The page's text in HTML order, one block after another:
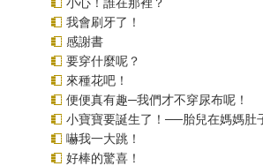
我會刷牙了！
感謝書
要穿什麼呢？
來種花吧！
便便真有趣─我們才不穿尿布呢！
小寶寶要誕生了！──胎兒在媽媽肚
嚇我一大跳！
好棒的驚喜！